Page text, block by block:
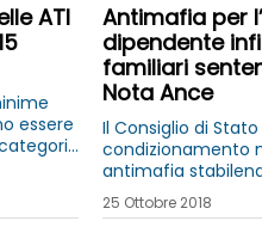
ATI
essere
Antimafia per
dipendente
familiari
Nota Ance
Il Consiglio di
condizionamento
antimafia
legami familiari anche dalla presenza di un solo
dipendente
25 Ottobre 2018